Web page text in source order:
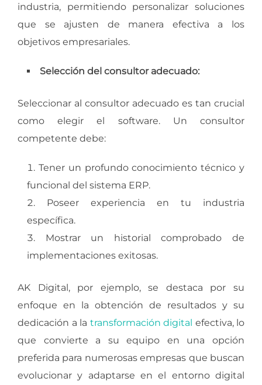
industria, permitiendo personalizar soluciones
que se ajusten de manera efectiva a los
objetivos empresariales.
Selección del consultor adecuado:
Seleccionar al consultor adecuado es tan crucial
como elegir el software. Un consultor
competente debe:
Tener un profundo conocimiento técnico y
funcional del sistema ERP.
Poseer experiencia en tu industria
específica.
Mostrar un historial comprobado de
implementaciones exitosas.
AK Digital, por ejemplo, se destaca por su
enfoque en la obtención de resultados y su
dedicación a la transformación digital efectiva, lo
que convierte a su equipo en una opción
preferida para numerosas empresas que buscan
evolucionar y adaptarse en el entorno digital